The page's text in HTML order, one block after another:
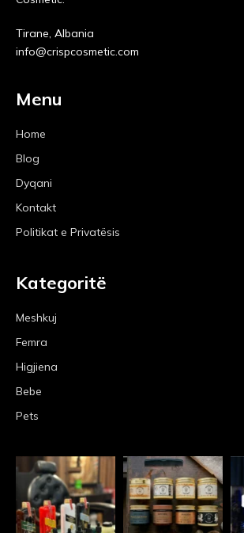
Tirane, Albania
info@crispcosmetic.com
Menu
Home
Blog
Dyqani
Kontakt
Politikat e Privatësis
Kategoritë
Meshkuj
Femra
Higjiena
Bebe
Pets